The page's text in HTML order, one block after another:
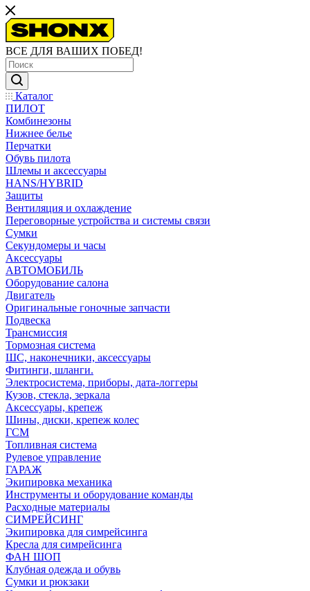
ВСЕ ДЛЯ ВАШИХ ПОБЕД!
Каталог
ПИЛОТ
Комбинезоны
Нижнее белье
Перчатки
Обувь пилота
Шлемы и аксессуары
HANS/HYBRID
Защиты
Вентиляция и охлаждение
Переговорные устройства и системы связи
Сумки
Секундомеры и часы
Аксессуары
АВТОМОБИЛЬ
Оборудование салона
Двигатель
Оригинальные гоночные запчасти
Подвеска
Трансмиссия
Тормозная система
ШС, наконечники, аксессуары
Фитинги, шланги.
Электросистема, приборы, дата-логгеры
Кузов, стекла, зеркала
Аксессуары, крепеж
Шины, диски, крепеж колес
ГСМ
Топливная система
Рулевое управление
ГАРАЖ
Экипировка механика
Инструменты и оборудование команды
Расходные материалы
СИМРЕЙСИНГ
Экипировка для симрейсинга
Кресла для симрейсинга
ФАН ШОП
Клубная одежда и обувь
Сумки и рюкзаки